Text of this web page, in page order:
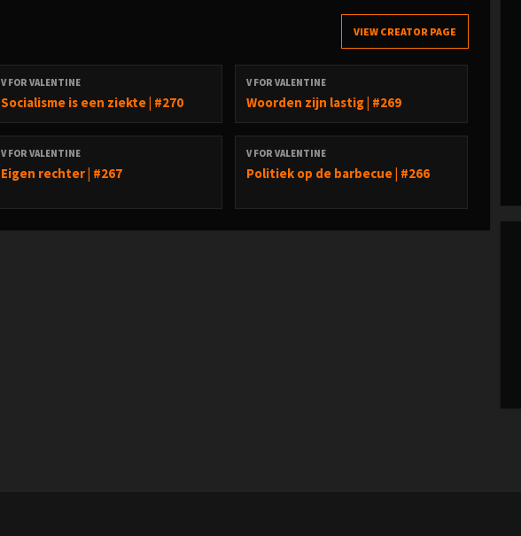
VIEW CREATOR PAGE
V FOR VALENTINE
Socialisme is een ziekte | #270
V FOR VALENTINE
Woorden zijn lastig | #269
V FOR VALENTINE
Eigen rechter | #267
V FOR VALENTINE
Politiek op de barbecue | #266